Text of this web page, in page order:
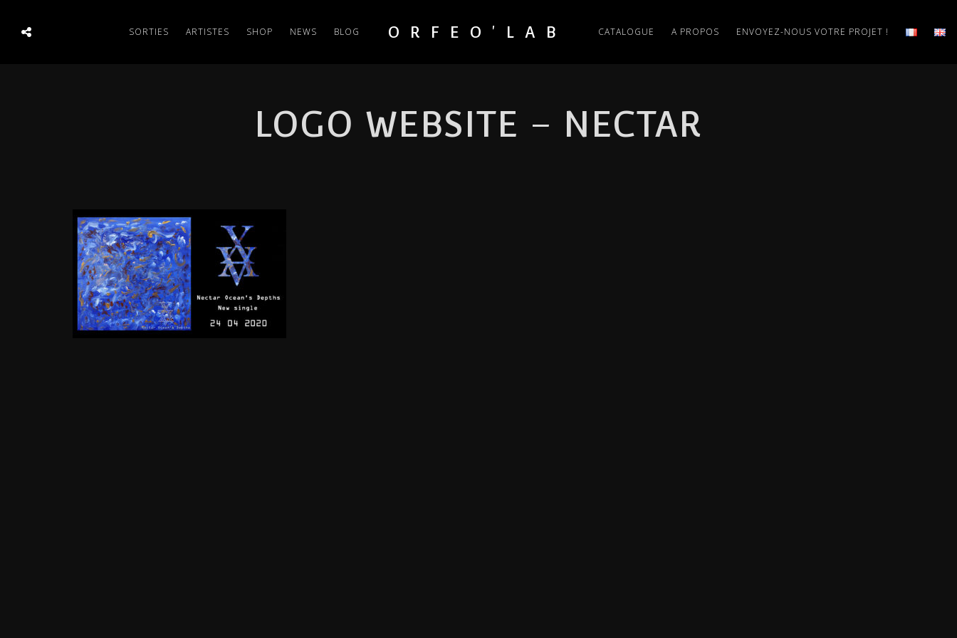
SORTIES ARTISTES SHOP NEWS BLOG ORFEO'LAB CATALOGUE A PROPOS ENVOYEZ-NOUS VOTRE PROJET !
LOGO WEBSITE – NECTAR